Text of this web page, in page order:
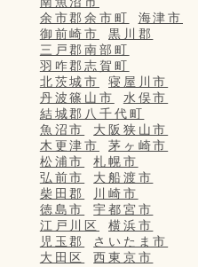
余市郡余市町
海津市
御前崎市
黒川郡
三戸郡南部町
羽咋郡志賀町
北茨城市
寝屋川市
丹波篠山市
水俣市
結城郡八千代町
魚沼市
大阪狭山市
木更津市
茅ヶ崎市
松浦市
札幌市
弘前市
大船渡市
柴田郡
川崎市
徳島市
宇都宮市
江戸川区
横浜市
児玉郡
さいたま市
大田区
西東京市